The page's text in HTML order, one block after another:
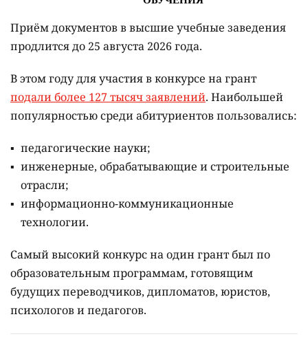
Приём документов в высшие учебные заведения
продлится до 25 августа 2026 года.
В этом году для участия в конкурсе на грант
подали более 127 тысяч заявлений. Наибольшей
популярностью среди абитуриентов пользовались:
педагогические науки;
инженерные, обрабатывающие и строительные
отрасли;
информационно-коммуникационные
технологии.
Самый высокий конкурс на один грант был по
образовательным программам, готовящим
будущих переводчиков, дипломатов, юристов,
психологов и педагогов.